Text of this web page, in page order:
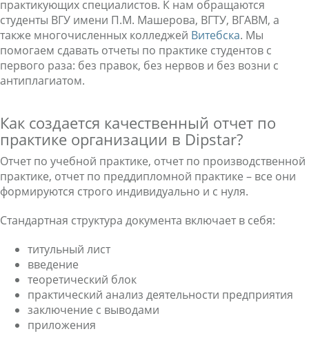
практикующих специалистов. К нам обращаются
студенты ВГУ имени П.М. Машерова, ВГТУ, ВГАВМ, а
также многочисленных колледжей Витебска. Мы
помогаем сдавать отчеты по практике студентов с
первого раза: без правок, без нервов и без возни с
антиплагиатом.
Как создается качественный отчет по
практике организации в Dipstar?
Отчет по учебной практике, отчет по производственной
практике, отчет по преддипломной практике – все они
формируются строго индивидуально и с нуля.
Стандартная структура документа включает в себя:
титульный лист
введение
теоретический блок
практический анализ деятельности предприятия
заключение с выводами
приложения